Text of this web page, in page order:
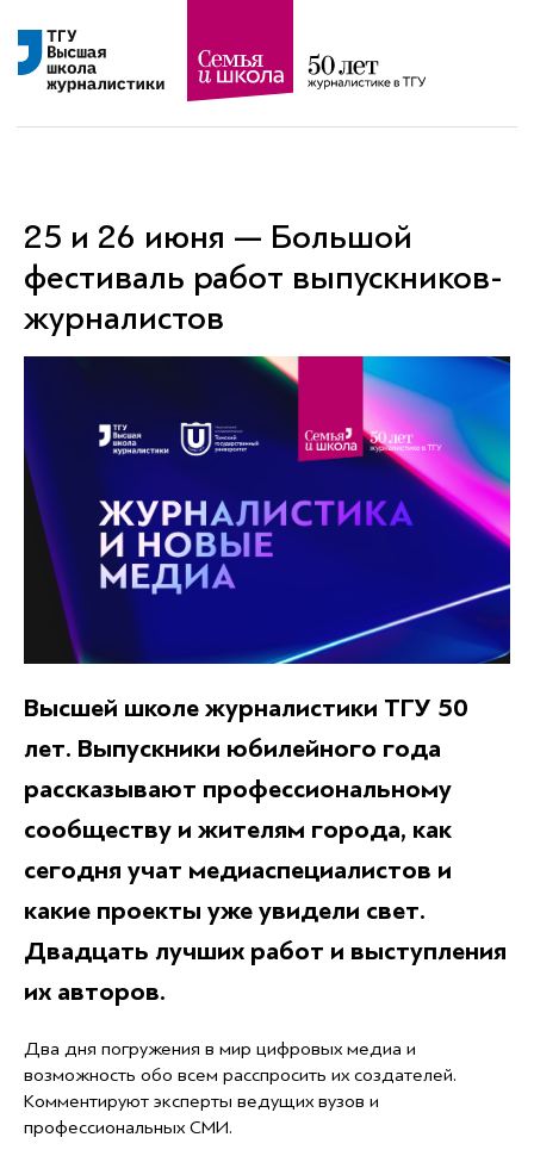
25 и 26 июня — Большой
фестиваль работ выпускников-
журналистов
Высшей школе журналистики ТГУ 50
лет. Выпускники юбилейного года
рассказывают профессиональному
сообществу и жителям города, как
сегодня учат медиаспециалистов и
какие проекты уже увидели свет.
Двадцать лучших работ и выступления
их авторов.
Два дня погружения в мир цифровых медиа и
возможность обо всем расспросить их создателей.
Комментируют эксперты ведущих вузов и
профессиональных СМИ.